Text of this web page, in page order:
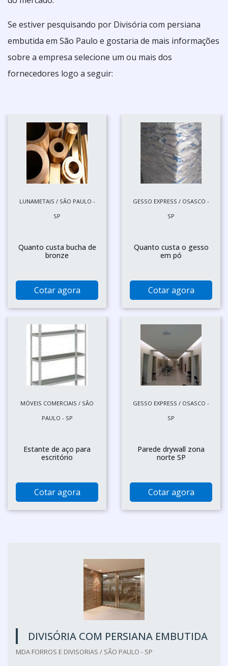
Se estiver pesquisando por Divisória com persiana
embutida em São Paulo e gostaria de mais informações
sobre a empresa selecione um ou mais dos
fornecedores logo a seguir:
LUNAMETAIS / SÃO PAULO -
SP
Quanto custa bucha de
bronze
Cotar agora
GESSO EXPRESS / OSASCO -
SP
Quanto custa o gesso
em pó
Cotar agora
MÓVEIS COMERCIAIS / SÃO
PAULO - SP
Estante de aço para
escritório
Cotar agora
GESSO EXPRESS / OSASCO -
SP
Parede drywall zona
norte SP
Cotar agora
DIVISÓRIA COM PERSIANA EMBUTIDA
MDA FORROS E DIVISORIAS / SÃO PAULO - SP